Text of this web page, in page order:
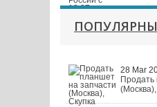
28 Mar
Продать
(Москва),